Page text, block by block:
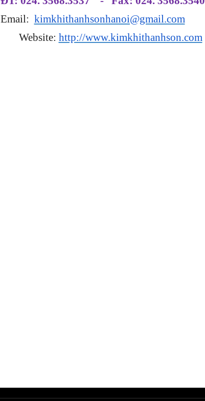
Email: kimkhithanhsonhanoi@gmail.com
Website: http://www.kimkhithanhson.com